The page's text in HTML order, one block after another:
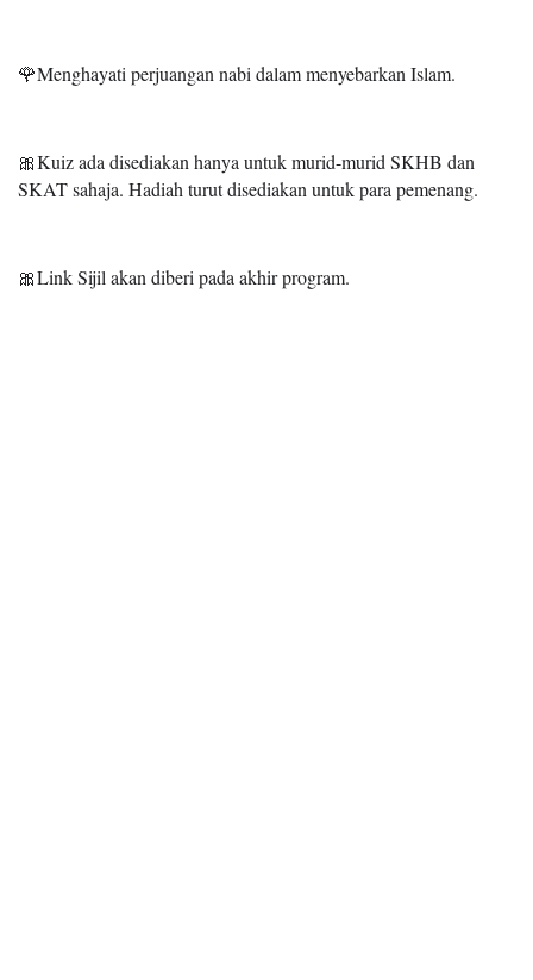
🌹Menghayati perjuangan nabi dalam menyebarkan Islam.
🎀Kuiz ada disediakan hanya untuk murid-murid SKHB dan
SKAT sahaja. Hadiah turut disediakan untuk para pemenang.
🎀Link Sijil akan diberi pada akhir program.